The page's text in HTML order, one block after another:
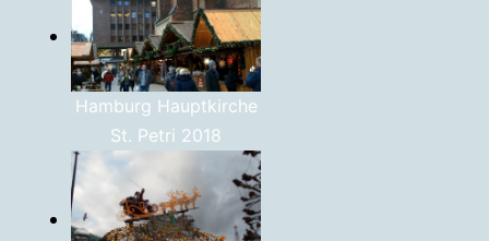
Hamburg Hauptkirche
St. Petri 2018